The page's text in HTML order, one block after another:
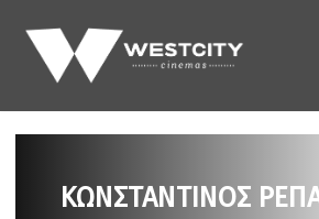
ΚΩΝΣΤΑΝΤΊΝΟΣ